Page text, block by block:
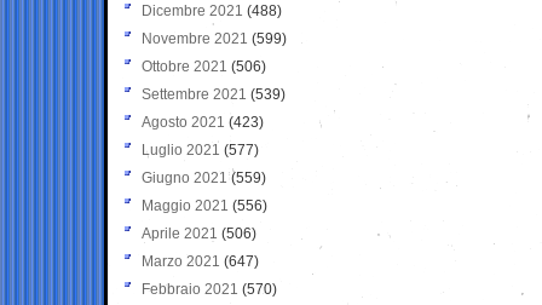
Dicembre 2021 (488)
Novembre 2021 (599)
Ottobre 2021 (506)
Settembre 2021 (539)
Agosto 2021 (423)
Luglio 2021 (577)
Giugno 2021(559)
Maggio 2021 (556)
Aprile 2021 (506)
Marzo 2021 (647)
Febbraio 2021 (570)